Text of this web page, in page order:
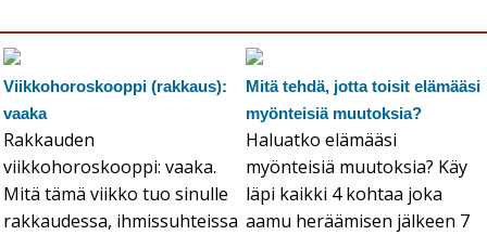
Viikkohoroskooppi (rakkaus):
vaaka
Rakkauden
viikkohoroskooppi: vaaka.
Mitä tämä viikko tuo sinulle
rakkaudessa, ihmissuhteissa
Mitä tehdä, jotta toisit elämääsi
myönteisiä muutoksia?
Haluatko elämääsi
myönteisiä muutoksia? Käy
läpi kaikki 4 kohtaa joka
aamu heräämisen jälkeen 7